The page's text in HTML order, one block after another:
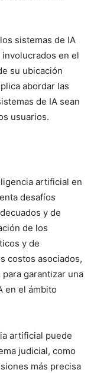
sistemas de IA
en el
su ubicación
abordar las
de IA sean
usuarios.
artificial en
desafíos
y de
de los
y de
costos asociados,
garantizar una
en el ámbito
artificial puede
judicial, como
más precisa